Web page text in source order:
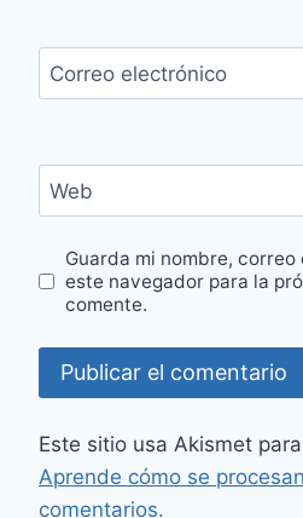
Correo electrónico
Web
Guarda mi nombre,
este navegador para la
comente.
Este sitio usa Akismet
Aprende cómo se
comentarios.